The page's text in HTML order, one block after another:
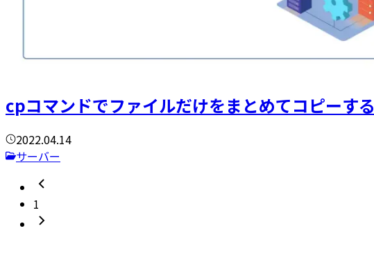
cpコマンドでファイルだけをまとめてコピーする
2022.04.14
サーバー
1